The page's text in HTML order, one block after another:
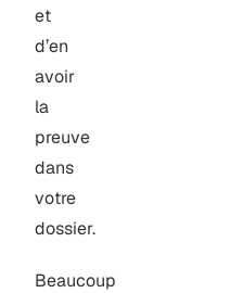
et
d’en
avoir
la
preuve
dans
votre
dossier.
Beaucoup